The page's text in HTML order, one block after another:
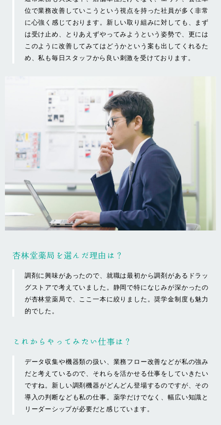
位で業務改善していこうという視点を持った社員が多く非常
に心強く感じております。新しい取り組みに対しても、まず
は受け止め、とりあえずやってみようという姿勢で、更には
このように改善してみてはどうかという案も出してくれるた
め、私も毎日スタッフから良い刺激を受けております。
杏林堂薬局を選んだ理由は？
調剤に興味があったので、就職は最初から調剤があるドラッ
グストアで考えていました。静岡で特になじみが深かったの
が杏林堂薬局で、ここ一本に絞りました。奨学金制度も魅力
的でした。
これからやってみたい仕事は？
データ収集や機器類の扱い、業務フロー改善などが私の強み
だと考えているので、それらを活かせる仕事をしていきたい
ですね。新しい調剤機器がどんどん登場するのですが、その
導入の判断なども私の仕事。薬学だけでなく、幅広い知識と
リーダーシップが必要だと感じています。